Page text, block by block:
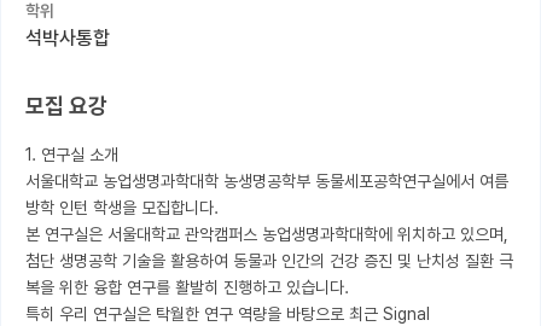
커리어
반도체 아카데미
재팬라운지 🌸
학위
석박사통합
모집 요강
1. 연구실 소개
서울대학교 농업생명과학대학 농생명공학부 동물세포공학연구실에서 여름
방학 인턴 학생을 모집합니다.
본 연구실은 서울대학교 관악캠퍼스 농업생명과학대학에 위치하고 있으며,
첨단 생명공학 기술을 활용하여 동물과 인간의 건강 증진 및 난치성 질환 극
복을 위한 융합 연구를 활발히 진행하고 있습니다.
특히 우리 연구실은 탁월한 연구 역량을 바탕으로 최근 Signal